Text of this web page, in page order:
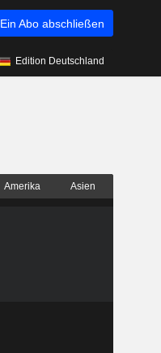
Ein Abo abschließen
Edition Deutschland
Amerika Asien